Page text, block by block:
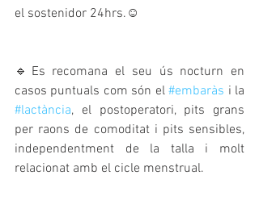
el sostenidor 24hrs.☺️
🔹Es recomana el seu ús nocturn en
casos puntuals com són el #embaràs
#lactància, el postoperatori, pits grans
per raons de comoditat i pits sensibles,
independentment de la talla i molt
relacionat amb el cicle menstrual.